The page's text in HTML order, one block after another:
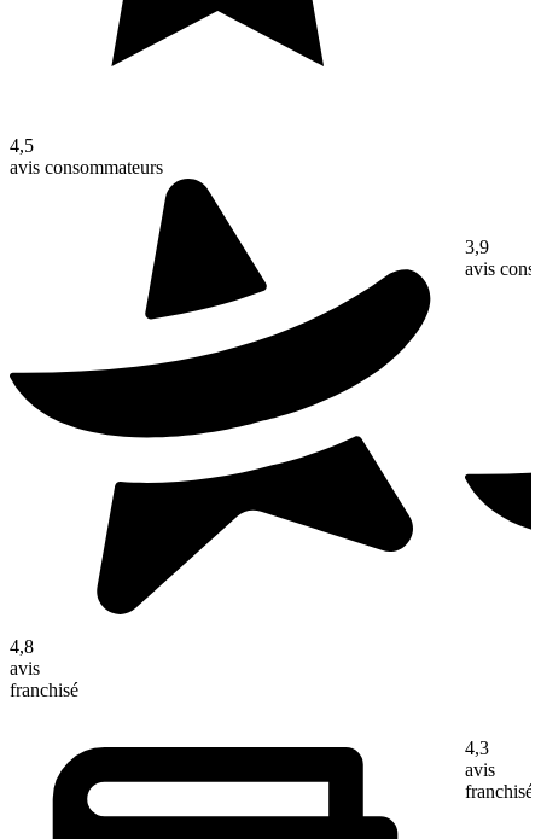
4,5
avis consommateurs
4,8
avis
franchisé
3,9
avis
4,3
avis
franchisé